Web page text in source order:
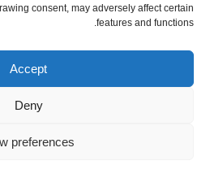
consent, may adversely affect certain
features and functions.
Accept
Deny
preferences
via RSS
פועל על WordPress.Privacy